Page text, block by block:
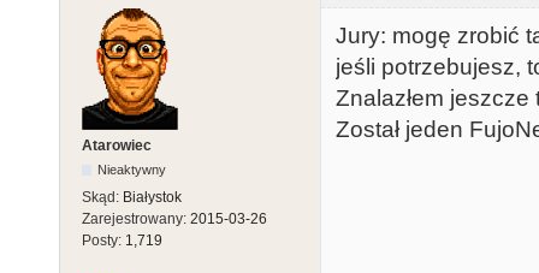
Atarowiec
Nieaktywny
Skąd: Białystok
Zarejestrowany: 2015-03-26
Posty: 1,719
Jury: mogę zrobić
jeśli potrzebujesz,
Znalazłem jeszcze
Został jeden